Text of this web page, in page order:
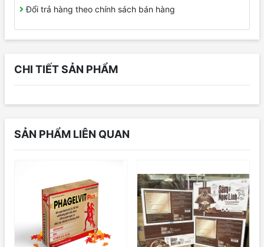
Đổi trả hàng theo chính sách bán hàng
CHI TIẾT SẢN PHẨM
SẢN PHẨM LIÊN QUAN